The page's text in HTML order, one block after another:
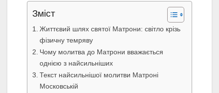
Зміст
Життєвий шлях святої Матрони: світло крізь
фізичну темряву
Чому молитва до Матрони вважається
однією з найсильніших
Текст найсильнішої молитви Матроні
Московській